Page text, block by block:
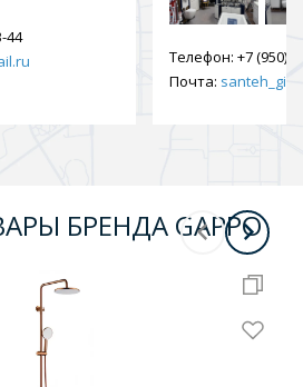
44
Телефон: +7 (950)
Почта:
БРЕНДА GAPPO